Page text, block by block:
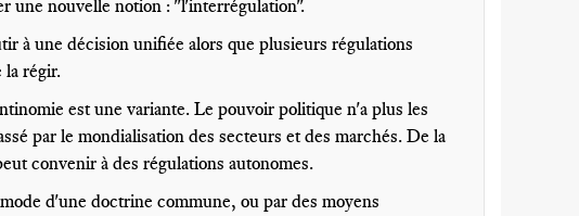
une nouvelle notion : "l'interrégulation".
à une décision unifiée alors que plusieurs régulations
la régir.
est une variante. Le pouvoir politique n'a plus les
par le mondialisation des secteurs et des marchés. De la
convenir à des régulations autonomes.
d'une doctrine commune, ou par des moyens